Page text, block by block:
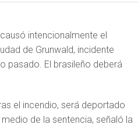
intencionalmente el
de Grunwald, incidente
pasado. El brasileño deberá
el incendio, será deportado
de la sentencia, señaló la